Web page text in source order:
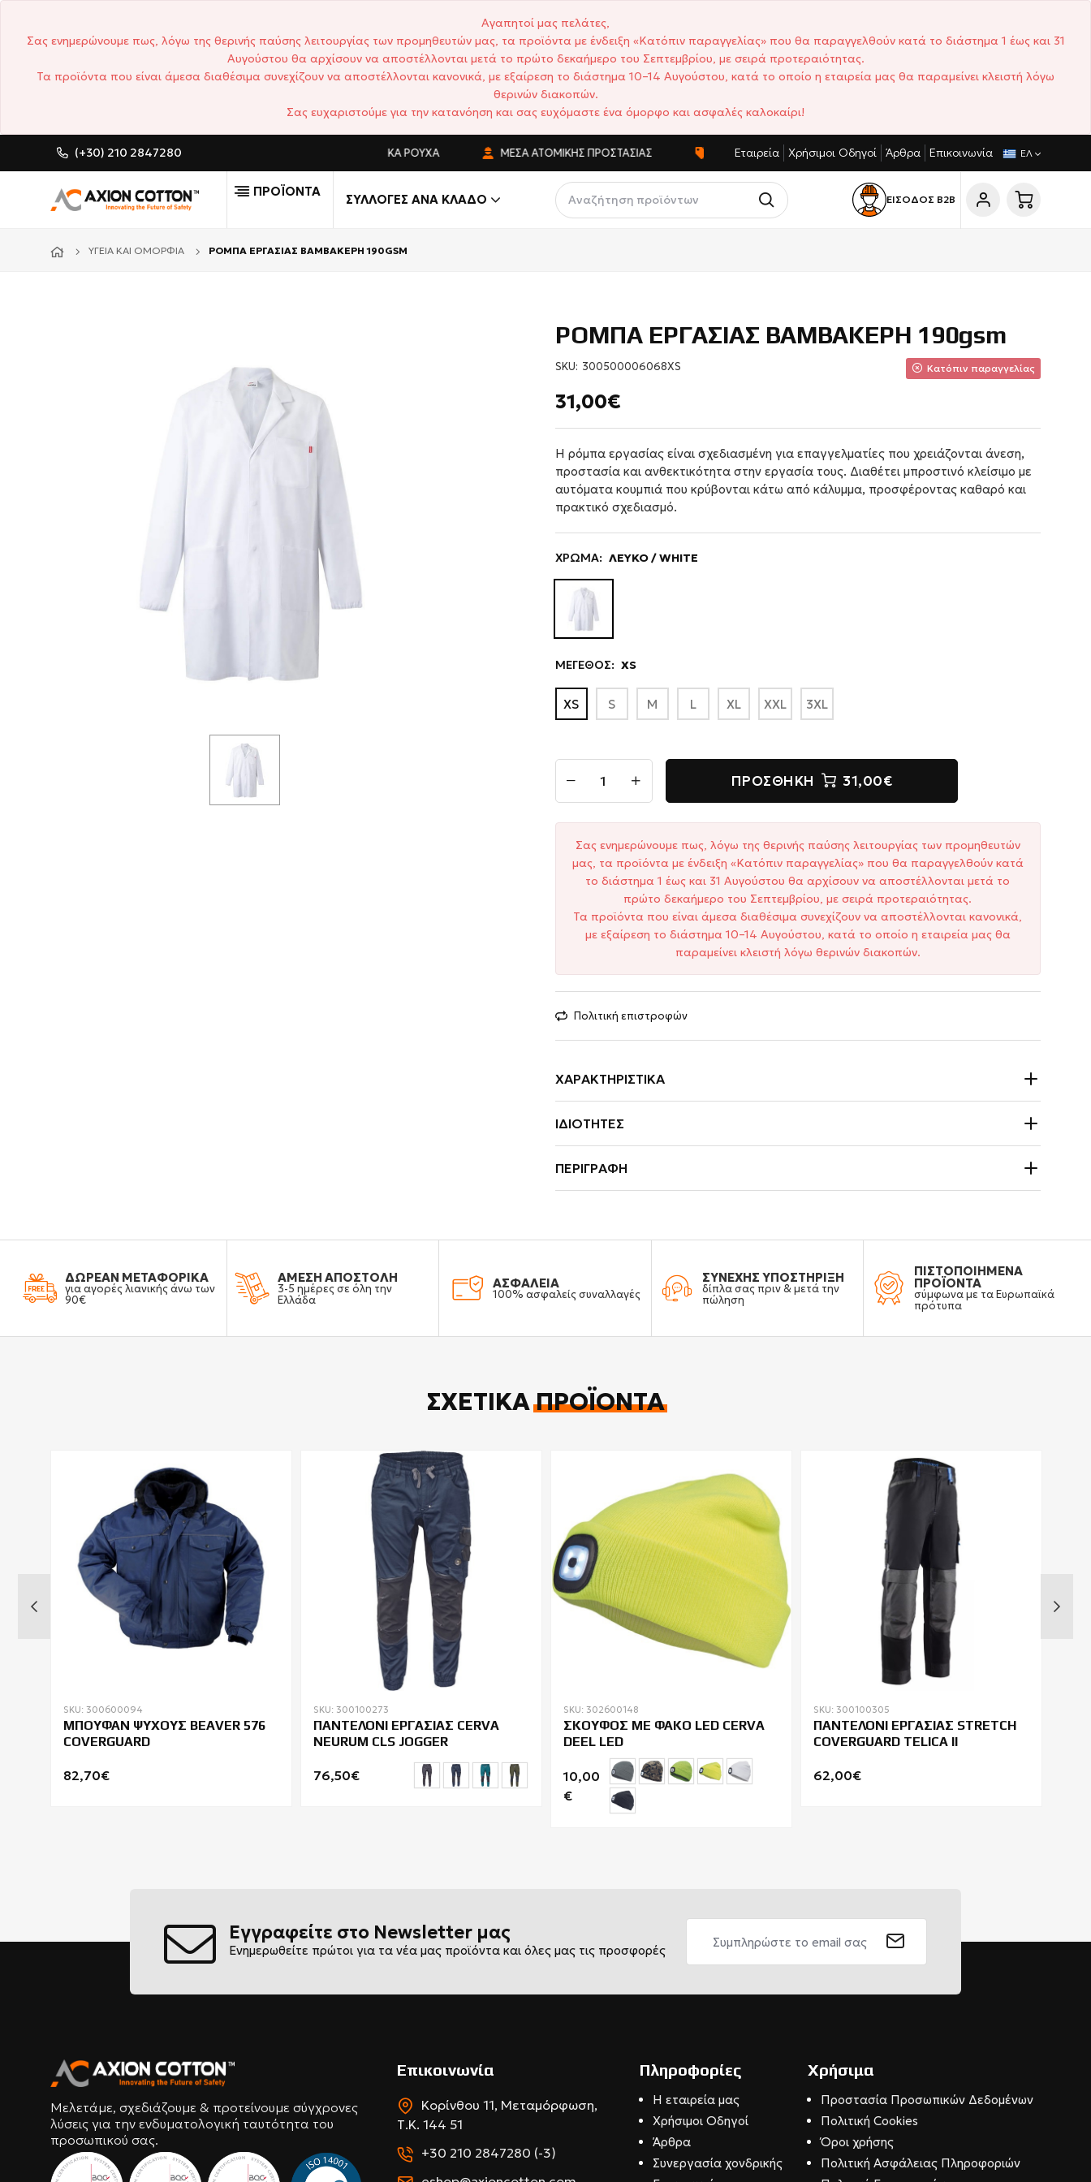
Αγαπητοί μας πελάτες,
Σας ενημερώνουμε πως, λόγω της θερινής παύσης λειτουργίας των προμηθευτών μας, τα προϊόντα με ένδειξη «Κατόπιν παραγγελίας» που θα παραγγελθούν κατά το διάστημα 1 έως και 31
Αυγούστου θα αρχίσουν να αποστέλλονται μετά το πρώτο δεκαήμερο του Σεπτεμβρίου, με σειρά προτεραιότητας.
Τα προϊόντα που είναι άμεσα διαθέσιμα συνεχίζουν να αποστέλλονται κανονικά, με εξαίρεση το διάστημα 10–14 Αυγούστου, κατά το οποίο η εταιρεία μας θα παραμείνει κλειστή λόγω
θερινών διακοπών.
Σας ευχαριστούμε για την κατανόηση και σας ευχόμαστε ένα όμορφο και ασφαλές καλοκαίρι!
(+30) 210 2847280 CUSTOM MADE ΕΠΑΓΓΕΛΜΑΤΙΚΆ ΡΟΎΧΑ ΜΈΣΑ ΑΤΟΜΙΚΉΣ ΠΡΟΣΤΑΣΊΑΣ ΑΝΤΑΓΩΝΙΣΤΙΚΈΣ ΤΙΜΈΣ ΣΎΝΤΟΜΟΙ ΧΡΌΝΟΙ ΠΑΡΆΔΟΣΗΣ
Εταιρεία Χρήσιμοι Οδηγοί Άρθρα Επικοινωνία ΕΛ
ΠΡΟΪΟΝΤΑ
ΣΥΛΛΟΓΈΣ ΑΝΆ ΚΛΆΔΟ ΕΙΣΟΔΟΣ Β2Β
ΥΓΕΊΑ ΚΑΙ ΟΜΟΡΦΙΆ ΡΟΜΠΑ ΕΡΓΑΣΙΑΣ ΒΑΜΒΑΚΕΡΗ 190GSM
ΡΟΜΠΑ ΕΡΓΑΣΙΑΣ ΒΑΜΒΑΚΕΡΗ 190gsm
SKU: 300500006068XS Κατόπιν παραγγελίας
31,00€
Η ρόμπα εργασίας είναι σχεδιασμένη για επαγγελματίες που χρειάζονται άνεση,
προστασία και ανθεκτικότητα στην εργασία τους. Διαθέτει μπροστινό κλείσιμο με
αυτόματα κουμπιά που κρύβονται κάτω από κάλυμμα, προσφέροντας καθαρό και
πρακτικό σχεδιασμό.
ΧΡΩΜΑ: ΛΕΥΚΟ / WHITE
ΜΕΓΕΘΟΣ: XS
XS S M L XL XXL 3XL
ΠΡΟΣΘΉΚΗ 31,00€
Σας ενημερώνουμε πως, λόγω της θερινής παύσης λειτουργίας των προμηθευτών
μας, τα προϊόντα με ένδειξη «Κατόπιν παραγγελίας» που θα παραγγελθούν κατά
το διάστημα 1 έως και 31 Αυγούστου θα αρχίσουν να αποστέλλονται μετά το
πρώτο δεκαήμερο του Σεπτεμβρίου, με σειρά προτεραιότητας.
Τα προϊόντα που είναι άμεσα διαθέσιμα συνεχίζουν να αποστέλλονται κανονικά,
με εξαίρεση το διάστημα 10–14 Αυγούστου, κατά το οποίο η εταιρεία μας θα
παραμείνει κλειστή λόγω θερινών διακοπών.
Πολιτική επιστροφών
ΧΑΡΑΚΤΗΡΙΣΤΙΚΆ
ΙΔΙΌΤΗΤΕΣ
ΠΕΡΙΓΡΑΦΉ
ΔΩΡΕΑΝ ΜΕΤΑΦΟΡΙΚΑ
για αγορές λιανικής άνω των
90€
ΑΜΕΣΗ ΑΠΟΣΤΟΛΗ
3-5 ημέρες σε όλη την
Ελλάδα
ΑΣΦΑΛΕΙΑ
100% ασφαλείς συναλλαγές
ΣΥΝΕΧΗΣ ΥΠΟΣΤΗΡΙΞΗ
δίπλα σας πριν & μετά την
πώληση
ΠΙΣΤΟΠΟΙΗΜΕΝΑ
ΠΡΟΪΟΝΤΑ
σύμφωνα με τα Ευρωπαϊκά
πρότυπα
ΣΧΕΤΙΚΆΠΡΟΪΌΝΤΑ
SKU: 300600094
ΜΠΟΥΦΑΝ ΨΥΧΟΥΣ BEAVER 576
COVERGUARD
82,70€
SKU: 300100273
ΠΑΝΤΕΛΟΝΙ ΕΡΓΑΣΙΑΣ CERVA
NEURUM CLS JOGGER
76,50€
SKU: 302600148
ΣΚΟΥΦΟΣ ΜΕ ΦΑΚΟ LED CERVA
DEEL LED
10,00
€
SKU: 300100305
ΠΑΝΤΕΛΟΝΙ ΕΡΓΑΣΙΑΣ STRETCH
COVERGUARD TELICA II
62,00€
Εγγραφείτε στο Newsletter μας
Ενημερωθείτε πρώτοι για τα νέα μας προϊόντα και όλες μας τις προσφορές
Μελετάμε, σχεδιάζουμε & προτείνουμε σύγχρονες
λύσεις για την ενδυματολογική ταυτότητα του
προσωπικού σας.
Επικοινωνία
Κορίνθου 11, Μεταμόρφωση,
Τ.Κ. 144 51
+30 210 2847280 (-3)
Πληροφορίες
Η εταιρεία μας
Χρήσιμοι Οδηγοί
Άρθρα
Συνεργασία χονδρικής
Χρήσιμα
Προστασία Προσωπικών Δεδομένων
Πολιτική Cookies
Όροι χρήσης
Πολιτική Ασφάλειας Πληροφοριών